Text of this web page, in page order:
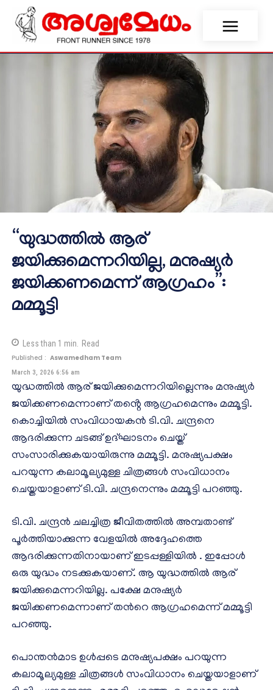
“യുദ്ധത്തിൽ ആര്
ജയിക്കുമെന്നറിയില്ല, മനുഷ്യർ
ജയിക്കണമെന്ന് ആഗ്രഹം”:
മമ്മൂട്ടി
Less than 1 min. Read
Published : Aswamedham Team
March 3, 2026 6:56 am
യുദ്ധത്തില്‍ ആര് ജയിക്കുമെന്നറിയില്ലെന്നും മനുഷ്യര്‍
ജയിക്കണമെന്നാണ് തൻ്റെ ആഗ്രഹമെന്നും മമ്മൂട്ടി.
കൊച്ചിയില്‍ സംവിധായകന്‍ ടി.വി. ചന്ദ്രനെ
ആദരിക്കുന്ന ചടങ്ങ് ഉദ്ഘാടനം ചെയ്ത്
സംസാരിക്കുകയായിരുന്നു മമ്മൂട്ടി. മനുഷ്യപക്ഷം
പറയുന്ന കലാമൂല്യമുള്ള ചിത്രങ്ങള്‍ സംവിധാനം
ചെയ്തയാളാണ് ടി.വി. ചന്ദ്രനെന്നും മമ്മൂട്ടി പറഞ്ഞു.
ടി.വി. ചന്ദ്രന്‍ ചലച്ചിത്ര ജീവിതത്തില്‍ അമ്പതാണ്ട്
പൂര്‍ത്തിയാക്കുന്ന വേളയില്‍ അദ്ദേഹത്തെ
ആദരിക്കുന്നതിനായാണ് ഇടപ്പള്ളിയില്‍ . ഇപ്പോള്‍
ഒരു യുദ്ധം നടക്കുകയാണ്. ആ യുദ്ധത്തില്‍ ആര്
ജയിക്കുമെന്നറിയില്ല. പക്ഷേ മനുഷ്യര്‍
ജയിക്കണമെന്നാണ് തന്‍റെ ആഗ്രഹമെന്ന് മമ്മൂട്ടി
പറഞ്ഞു.
പൊന്തന്‍മാട ഉള്‍പ്പടെ മനുഷ്യപക്ഷം പറയുന്ന
കലാമൂല്യമുള്ള ചിത്രങ്ങള്‍ സംവിധാനം ചെയ്തയാളാണ്